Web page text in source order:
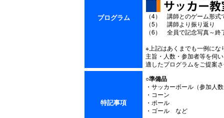
プログラム
（4） 講師とのゲーム形式
（5） 講師より振り返り
（6） 全員で記念写真～終
※上記はあくまでも一例にな
主旨・人数・参加者等を伺
適したプログラムをご提案
特記事項
○準備品
・サッカーボール（参加人
・コーン
・ポール
・ゴール など